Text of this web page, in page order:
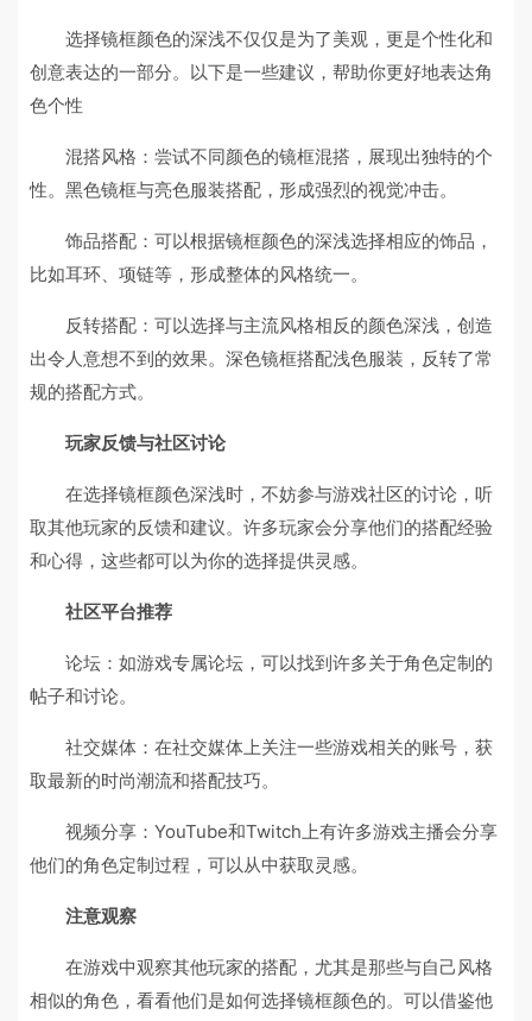
选择镜框颜色的深浅不仅仅是为了美观，更是个性化和
创意表达的一部分。以下是一些建议，帮助你更好地表达角
色个性
混搭风格：尝试不同颜色的镜框混搭，展现出独特的个
性。黑色镜框与亮色服装搭配，形成强烈的视觉冲击。
饰品搭配：可以根据镜框颜色的深浅选择相应的饰品，
比如耳环、项链等，形成整体的风格统一。
反转搭配：可以选择与主流风格相反的颜色深浅，创造
出令人意想不到的效果。深色镜框搭配浅色服装，反转了常
规的搭配方式。
玩家反馈与社区讨论
在选择镜框颜色深浅时，不妨参与游戏社区的讨论，听
取其他玩家的反馈和建议。许多玩家会分享他们的搭配经验
和心得，这些都可以为你的选择提供灵感。
社区平台推荐
论坛：如游戏专属论坛，可以找到许多关于角色定制的
帖子和讨论。
社交媒体：在社交媒体上关注一些游戏相关的账号，获
取最新的时尚潮流和搭配技巧。
视频分享：YouTube和Twitch上有许多游戏主播会分享
他们的角色定制过程，可以从中获取灵感。
注意观察
在游戏中观察其他玩家的搭配，尤其是那些与自己风格
相似的角色，看看他们是如何选择镜框颜色的。可以借鉴他